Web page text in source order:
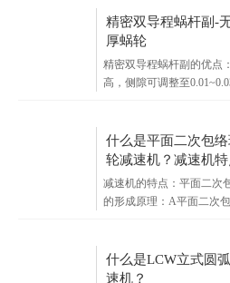
基本构造部：箱体、蜗轮
组合。箱体是蜗轮蜗杆减
配件正确相对位置并支撑
荷载的重要配件。
精密双导程蜗杆副-
厚蜗轮
精密双导程蜗杆副的优点
高，侧隙可调整至
整环来获得合适的啮合侧
什么是平面二次包
轮减速机？减速机特
减速机的特点：平面二次
的形成原理：A平面二次
为母面与蜗杆以一定的相
蜗杆的螺旋齿面;2、 第二
什么是LCW立式圆
速机？